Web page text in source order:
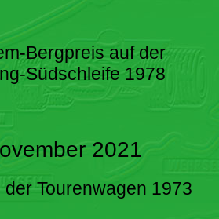
Bergpreis auf der
Südschleife 1978
2021
Tourenwagen 1973